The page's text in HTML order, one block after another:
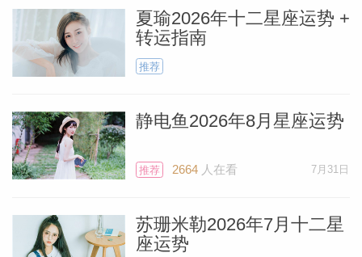
主题，就能为本月可能发生的事情提供线
索。
来看看本月的第一个食相——9月8日（北
京时间）发生在双鱼座15°的满月月食。它
将落在你掌管当前项目的第六宫。这是一个
可能是工作方面，但也有可能是家宅方面有
大工程要收尾。你的第六宫也掌管着你聘用
夏瑜2026年十二星座运势 +
转运指南
推荐
静电鱼2026年8月星座运势
推荐 2664人在看 7月31日
苏珊米勒2026年7月十二星
座运势